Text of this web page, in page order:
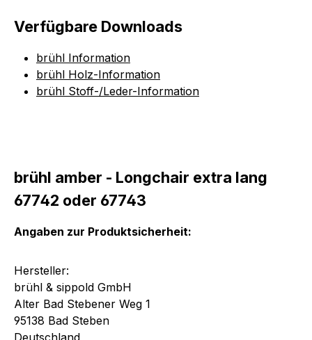
Verfügbare Downloads
brühl Information
brühl Holz-Information
brühl Stoff-/Leder-Information
brühl amber - Longchair extra lang
67742 oder 67743
Angaben zur Produktsicherheit:
Hersteller:
brühl & sippold GmbH
Alter Bad Stebener Weg 1
95138 Bad Steben
Deutschland